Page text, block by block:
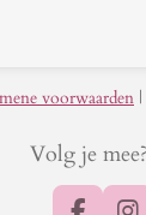
voorwaarden |
Volg je